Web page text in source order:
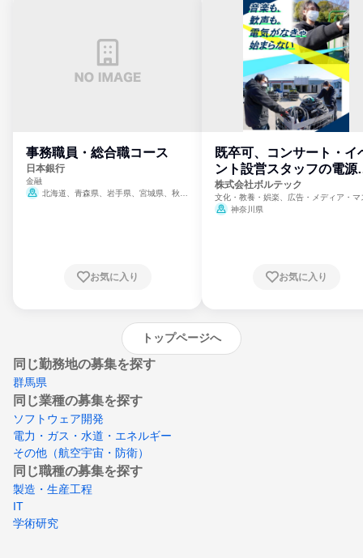
事務職員・総合職コース
日本銀行
金融
北海道、青森県、岩手県、宮城県、秋田
崎県、熊本県、大分県、宮崎県、鹿児島県、
お気に入り
既卒可、コンサート・イ
ント設営スタッフの電源
門
株式会社ボルテック
文化・教養・娯楽、広告・メディア・マ
ミ、電力・ガス・水道・エネルギー
神奈川県
お気に入り
トップページへ
同じ勤務地の募集を探す
群馬県
同じ業種の募集を探す
ソフトウェア開発
電力・ガス・水道・エネルギー
その他（航空宇宙・防衛）
同じ職種の募集を探す
製造・生産工程
IT
学術研究